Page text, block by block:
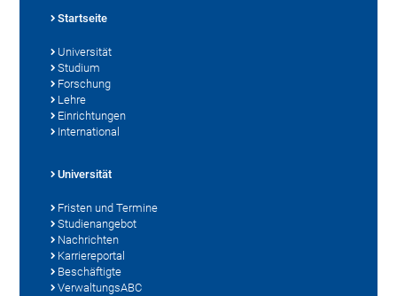
Startseite
Universität
Studium
Forschung
Lehre
Einrichtungen
International
Universität
Fristen und Termine
Studienangebot
Nachrichten
Karriereportal
Beschäftigte
VerwaltungsABC